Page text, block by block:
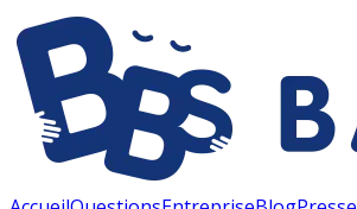
Panneau de gestion des cookies